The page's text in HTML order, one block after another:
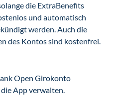
die ExtraBenefits
und automatisch
werden. Auch die
des Kontos sind kostenfrei.
Open Girokonto
App verwalten.